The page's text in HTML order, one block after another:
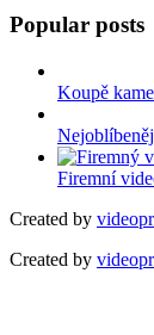
Popular posts
Koupě
Firemní
Created by
Created by